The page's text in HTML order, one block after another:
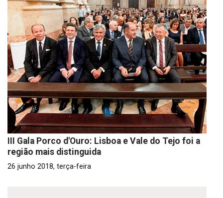
III Gala Porco d'Ouro: Lisboa e Vale do Tejo foi a
região mais distinguida
26 junho 2018, terça-feira